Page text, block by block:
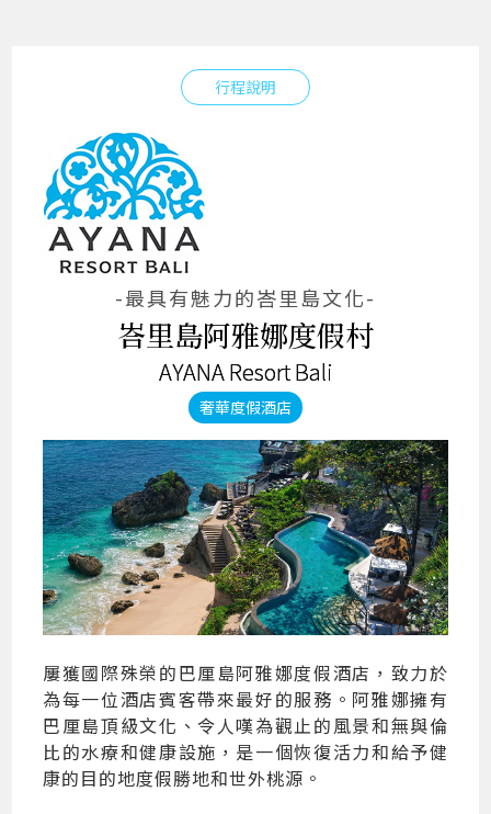
行程說明
-最具有魅力的峇里島文化-
峇里島阿雅娜度假村
AYANA Resort Bali
奢華度假酒店
屢獲國際殊榮的巴厘島阿雅娜度假酒店，致力於
為每一位酒店賓客帶來最好的服務。阿雅娜擁有
巴厘島頂級文化、令人嘆為觀止的風景和無與倫
比的水療和健康設施，是一個恢復活力和給予健
康的目的地度假勝地和世外桃源。